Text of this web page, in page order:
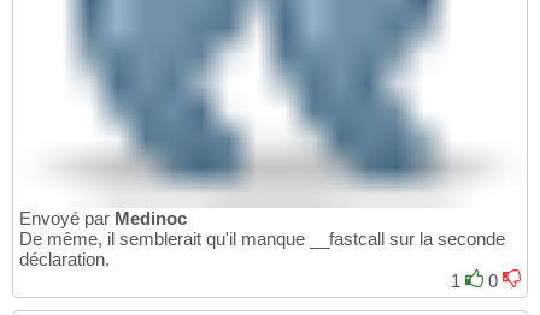
Envoyé par Medinoc
De même, il semblerait qu'il manque __fastcall sur la seconde
déclaration.
1
0